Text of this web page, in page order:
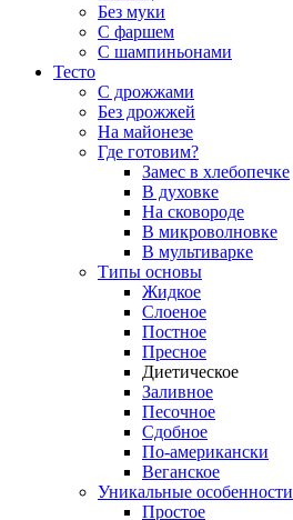
Без муки
С фаршем
С шампиньонами
Тесто
С дрожжами
Без дрожжей
На майонезе
Где готовим?
Замес в хлебопечке
В духовке
На сковороде
В микроволновке
В мультиварке
Типы основы
Жидкое
Слоеное
Постное
Пресное
Диетическое
Заливное
Песочное
Сдобное
По-американски
Веганское
Уникальные особенности
Простое